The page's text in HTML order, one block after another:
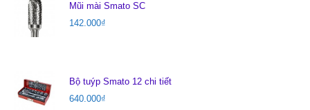
Mũi mài Smato SC
142.000₫
Bộ tuýp Smato 12 chi tiết
640.000₫